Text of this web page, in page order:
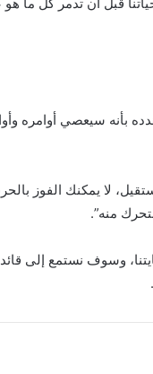
بأنه سيعصي أوامره
لا يمكنك الفوز
منه”.
وسوف نستمع إلى قائد